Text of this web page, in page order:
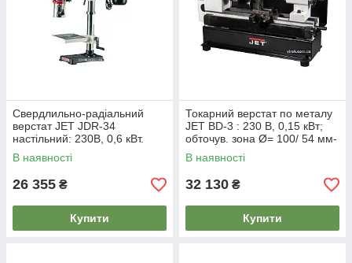
Свердлильно-радіальний
верстат JET JDR-34
настільний: 230В, 0,6 кВт.
МК2/В16 св. Ø≤ 16мм. 0-
90°/0-45
В наявності
26 355 ₴
Купити
Токарний верстат по металу
JET BD-3 : 230 В, 0,15 кВт;
обточув. зона Ø= 100/ 54 мм-
стани/супор
В наявності
32 130 ₴
Купити